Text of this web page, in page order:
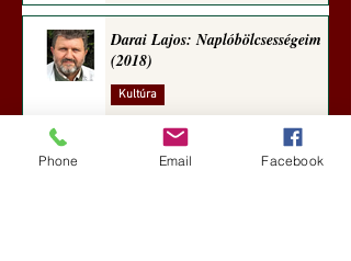
Darai Lajos: Naplóbölcsességeim
(2018)
Kultúra
Phone Email Facebook